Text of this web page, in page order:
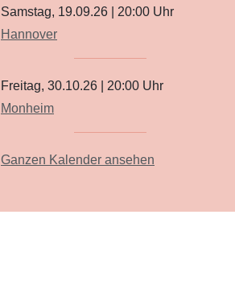
Samstag, 19.09.26 20:00 Uhr
Hannover
Freitag, 30.10.26 20:00 Uhr
Monheim
Ganzen Kalender ansehen